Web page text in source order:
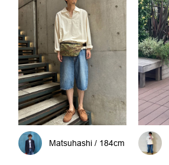
Matsuhashi / 184cm